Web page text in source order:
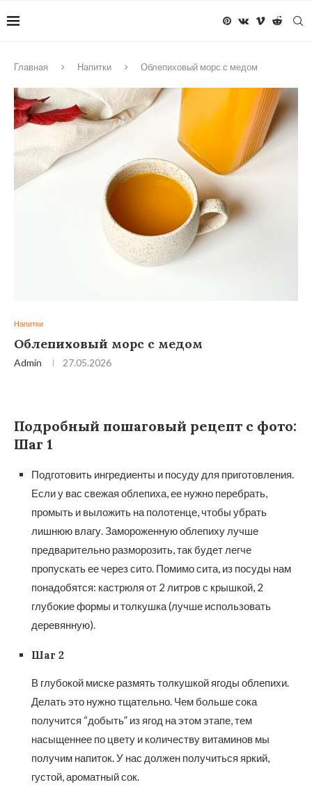
Главная Напитки Облепиховый морс с медом
Напитки
Облепиховый морс с медом
Admin 27.05.2026
Подробный пошаговый рецепт с фото:
Шаг 1
Подготовить ингредиенты и посуду для приготовления.
Если у вас свежая облепиха, ее нужно перебрать,
промыть и выложить на полотенце, чтобы убрать
лишнюю влагу. Замороженную облепиху лучше
предварительно разморозить, так будет легче
пропускать ее через сито. Помимо сита, из посуды нам
понадобятся: кастрюля от 2 литров с крышкой, 2
глубокие формы и толкушка (лучше использовать
деревянную).
Шаг 2
В глубокой миске размять толкушкой ягоды облепихи.
Делать это нужно тщательно. Чем больше сока
получится “добыть” из ягод на этом этапе, тем
насыщеннее по цвету и количеству витаминов мы
получим напиток. У нас должен получиться яркий,
густой, ароматный сок.